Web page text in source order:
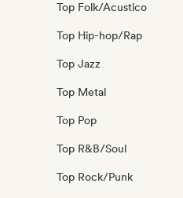
Top Folk/Acustico
Top Hip-hop/Rap
Top Jazz
Top Metal
Top Pop
Top R&B/Soul
Top Rock/Punk